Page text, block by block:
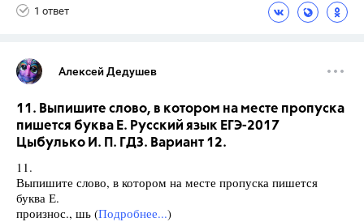
1 ответ
Алексей Дедушев
11. Выпишите слово, в котором на месте пропуска
пишется буква Е. Русский язык ЕГЭ-2017
Цыбулько И. П. ГДЗ. Вариант 12.
11.
Выпишите слово, в котором на месте пропуска пишется
буква Е.
произнос., шь (Подробнее...)